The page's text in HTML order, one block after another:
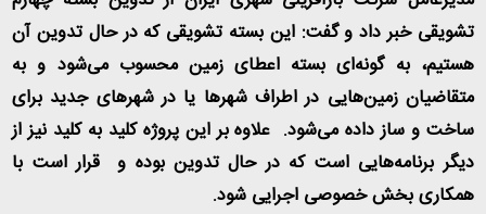
تشویقی خبر داد و گفت: این بسته تشویقی که در حال تدوین آن
هستیم، به گونه‌ای بسته اعطای زمین محسوب می‌شود و به
متقاضیان زمین‌هایی در اطراف شهرها یا در شهرهای جدید برای
ساخت و ساز داده می‌شود. علاوه بر این پروژه کلید به کلید نیز از
دیگر برنامه‌هایی است که در حال تدوین بوده و قرار است با
همکاری بخش خصوصی اجرایی شود.